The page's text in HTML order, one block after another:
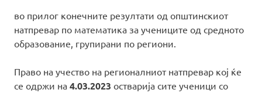
во прилог конечните резултати од општинскиот
натпревар по математика за учениците од средното
образование, групирани по региони.
Право на учество на регионалниот натпревар кој ќе
се одржи на 4.03.2023 остварија сите ученици со